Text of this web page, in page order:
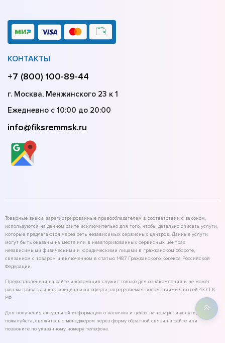
КОНТАКТЫ
+7 (800) 100-89-44
г. Москва, Менжинского 23 к 1
Ежедневно с 10:00 до 20:00
info@fiksremmsk.ru
Товарные знаки, зарегистрированные правообладателем в соответствии с законом,
используются на данном сайте исключительно для того, чтобы детально описать услуги,
которые предлагаются через сеть независимых сервисных центров. Данные услуги
могут быть оказаны на месте или в неавторизованных сервисных центрах
независимыми физическими и юридическими лицами в гражданском обороте,
связанном с товаром и включенном в статью 1487 Гражданского кодекса Российской
Федерации.
Предоставленная на сайте информация служит только для ознакомления и не может
рассматриваться как официальная оферта, определяемая положениями Статьей 437 ГК
РФ.
Для получения актуальной информации о наличии и ценах на товары и услуги,
пожалуйста, свяжитесь с менеджером через форму обратной связи на сайте или
позвоните по указанному номеру телефона.